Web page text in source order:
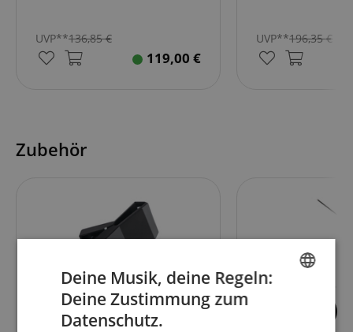
UVP**136,85€
119,00 €
UVP**196,35€
Zubehör
16
Deine Musik, deine Regeln:
Deine Zustimmung zum
Datenschutz.